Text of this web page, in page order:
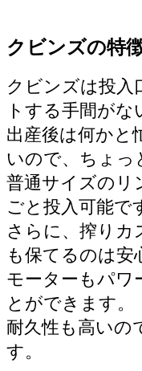
クビンズの特
クビンズは投入
トする手間が
出産後は何かと
いので、ちょっ
普通サイズのリ
ごと投入可能で
さらに、搾りカ
も保てるのは安
モーターもパワ
とができます。
耐久性も高いの
す。